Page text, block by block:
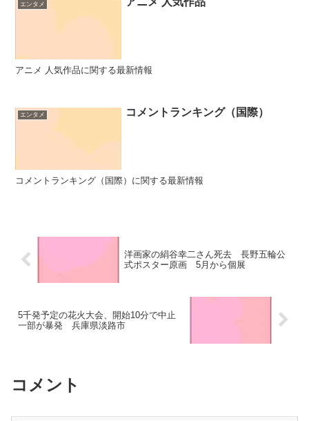
エンタメ
アニメ 人気作品に関する最新情報
エンタメ コメントランキング（国際）
コメントランキング（国際）に関する最新情報
洋画家の絹谷幸二さん死去 長野五輪公
式ポスター原画 5月から個展
5千発予定の花火大会、開始10分で中止
一部が暴発 兵庫県淡路市
コメント